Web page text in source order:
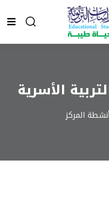
الأسرية
المركز